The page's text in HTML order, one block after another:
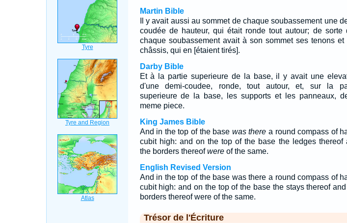
Martin Bible
Il y avait aussi au sommet de chaque soubassement une
coudée de hauteur, qui était ronde tout autour; de sorte
chaque soubassement avait à son sommet ses tenons et
châssis, qui en [étaient tirés].
Darby Bible
Et à la partie superieure de la base, il y avait une
d'une demi-coudee, ronde, tout autour, et, sur la
superieure de la base, les supports et les panneaux,
meme piece.
King James Bible
And in the top of the base was there a round compass of
cubit high: and on the top of the base the ledges thereof
the borders thereofwereof the same.
English Revised Version
And in the top of the base was there a round compass of
cubit high: and on the top of the base the stays thereof
borders thereof were of the same.
Trésor de l'Écriture